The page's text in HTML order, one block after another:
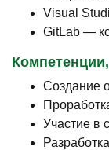
Visual
GitLab —
Создание
Участие в